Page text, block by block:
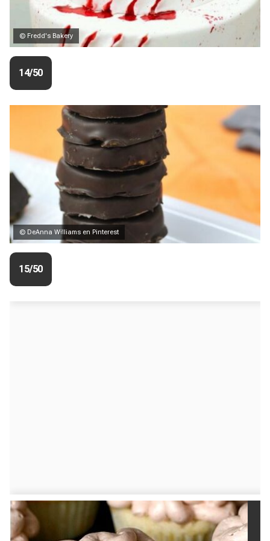
© Fredd's Bakery
14/50
© DeAnna Williams en Pinterest
15/50